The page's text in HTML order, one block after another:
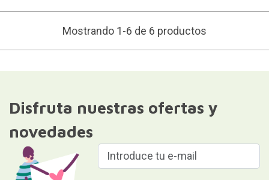
Mostrando 1-6 de 6 productos
Disfruta nuestras ofertas y
novedades